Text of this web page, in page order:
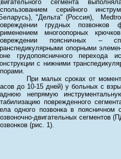
сегмента
серийного
"Дельта" (Россия),
грудных позвонков
многоопорных
поясничных –
опорными
грудопоясничного перехода
с нижними
При малых сроках от момента
до 10-15 дней) у больных с
непрямую
поврежденного
одного позвонка в
двигательных сегментов
(рис. 1).